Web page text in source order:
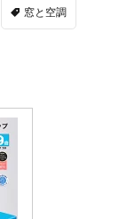
窓と空調